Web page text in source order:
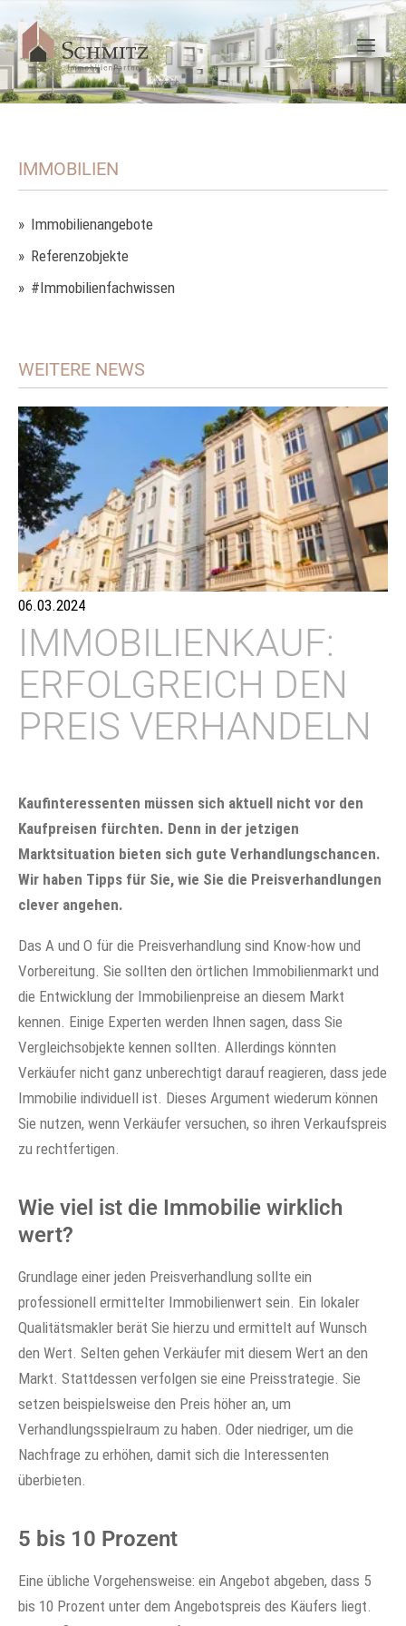
06.03.2024
IMMOBILIENKAUF:
ERFOLGREICH DEN
PREIS VERHANDELN
Kaufinteressenten müssen sich aktuell nicht vor den
Kaufpreisen fürchten. Denn in der jetzigen
Marktsituation bieten sich gute Verhandlungschancen.
Wir haben Tipps für Sie, wie Sie die Preisverhandlungen
clever angehen.
Das A und O für die Preisverhandlung sind Know-how und
Vorbereitung. Sie sollten den örtlichen Immobilienmarkt und
die Entwicklung der Immobilienpreise an diesem Markt
kennen. Einige Experten werden Ihnen sagen, dass Sie
Vergleichsobjekte kennen sollten. Allerdings könnten
Verkäufer nicht ganz unberechtigt darauf reagieren, dass jede
Immobilie individuell ist. Dieses Argument wiederum können
Sie nutzen, wenn Verkäufer versuchen, so ihren Verkaufspreis
zu rechtfertigen.
Wie viel ist die Immobilie wirklich
wert?
Grundlage einer jeden Preisverhandlung sollte ein
professionell ermittelter Immobilienwert sein. Ein lokaler
Qualitätsmakler berät Sie hierzu und ermittelt auf Wunsch
den Wert. Selten gehen Verkäufer mit diesem Wert an den
Markt. Stattdessen verfolgen sie eine Preisstrategie. Sie
setzen beispielsweise den Preis höher an, um
Verhandlungsspielraum zu haben. Oder niedriger, um die
Nachfrage zu erhöhen, damit sich die Interessenten
überbieten.
5 bis 10 Prozent
Eine übliche Vorgehensweise: ein Angebot abgeben, dass 5
bis 10 Prozent unter dem Angebotspreis des Käufers liegt.
IMMOBILIEN
Immobilienangebote
Referenzobjekte
#Immobilienfachwissen
WEITERE NEWS